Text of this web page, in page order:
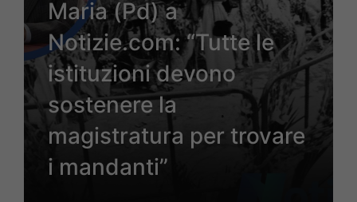
Maria (Pd) a
Notizie.com: “Tutte le
istituzioni devono
sostenere la
magistratura per trovare
i mandanti”